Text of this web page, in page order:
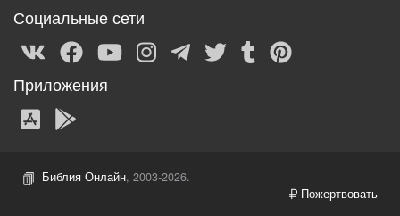
Социальные сети
Приложения
Библия Онлайн, 2003-2026.
Пожертвовать